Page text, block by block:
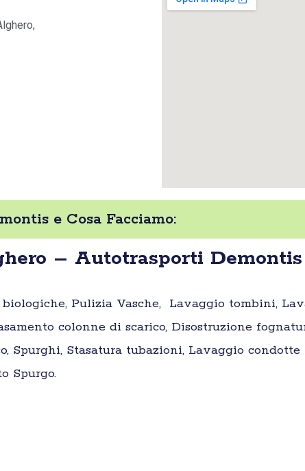
e Cosa Facciamo:
– Autotrasporti Demontis
Pulizia Vasche, Lavaggio tombini,
colonne di scarico, Disostruzione
Spurghi, Stasatura tubazioni, Lavaggio
Spurgo.